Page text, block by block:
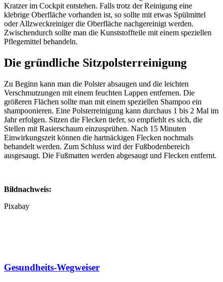
Kratzer im Cockpit entstehen. Falls trotz der Reinigung eine
klebrige Oberfläche vorhanden ist, so sollte mit etwas Spülmittel
oder Allzweckreiniger die Oberfläche nachgereinigt werden.
Zwischendurch sollte man die Kunststoffteile mit einem speziellen
Pflegemittel behandeln.
Die gründliche Sitzpolsterreinigung
Zu Beginn kann man die Polster absaugen und die leichten
Verschmutzungen mit einem feuchten Lappen entfernen. Die
größeren Flächen sollte man mit einem speziellen Shampoo ein
shampoonieren. Eine Polsterreinigung kann durchaus 1 bis 2 Mal im
Jahr erfolgen. Sitzen die Flecken tiefer, so empfiehlt es sich, die
Stellen mit Rasierschaum einzusprühen. Nach 15 Minuten
Einwirkungszeit können die hartnäckigen Flecken nochmals
behandelt werden. Zum Schluss wird der Fußbodenbereich
ausgesaugt. Die Fußmatten werden abgesaugt und Flecken entfernt.
Bildnachweis:
Pixabay
Gesundheits-Wegweiser